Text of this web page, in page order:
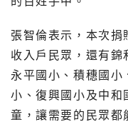
張智倫表示，本次
收入戶民眾，還有錦
永平國小、積穗國小
小、復興國小及中
童，讓需要的民眾都